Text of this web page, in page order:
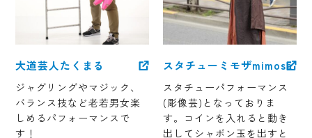
大道芸人たくまる
ジャグリングやマジック、
バランス技など老若男女楽
しめるパフォーマンスで
す！
スタチューミモザmimosa
スタチューパフォーマンス
(彫像芸)となっておりま
す。コインを入れると動き
出してシャボン玉を出すと